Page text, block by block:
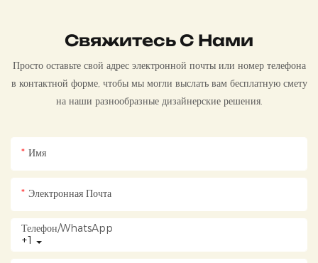
Свяжитесь С Нами
Просто оставьте свой адрес электронной почты или номер телефона
в контактной форме, чтобы мы могли выслать вам бесплатную смету
на наши разнообразные дизайнерские решения.
Имя
Электронная Почта
+1
Телефон/WhatsApp